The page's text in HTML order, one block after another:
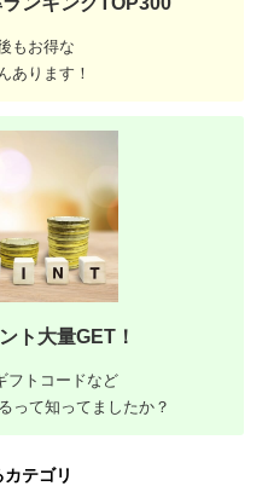
もお得な
あります！
ト大量GET！
フトコードなど
って知ってましたか？
テゴリ